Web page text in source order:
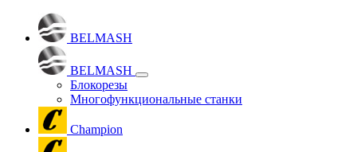
BELMASH
BELMASH
Блокорезы
Многофункциональные станки
Champion